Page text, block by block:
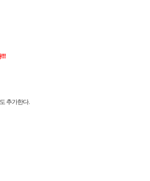
!!!
추가한다.